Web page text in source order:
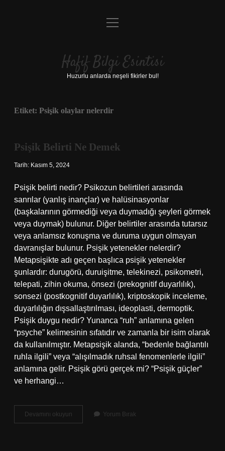
Anasayfa
Yasal Uyarı
menüyü
Hafif Bilgi Esintisi
Huzurlu anlarda neşeli fikirler bul!
Etiket: Psişik olaylar nelerdir
Psişik Belirti Ne Demek
Tarih: Kasım 5, 2024
Psişik belirti nedir? Psikozun belirtileri arasında
sanrılar (yanlış inançlar) ve halüsinasyonlar
(başkalarının görmediği veya duymadığı şeyleri görmek
veya duymak) bulunur. Diğer belirtiler arasında tutarsız
veya anlamsız konuşma ve duruma uygun olmayan
davranışlar bulunur. Psişik yetenekler nelerdir?
Metapsişikte adı geçen başlıca psişik yetenekler
şunlardır: durugörü, duruişitme, telekinezi, psikometri,
telepati, zihin okuma, önsezi (prekognitif duyarlılık),
sonsezi (postkognitif duyarlılık), kriptoskopik inceleme,
duyarlılığın dışsallaştırılması, ideoplasti, dermoptik.
Psişik duygu nedir? Yunanca “ruh” anlamına gelen
“psyche” kelimesinin sıfatıdır ve zamanla bir isim olarak
da kullanılmıştır. Metapsişik alanda, “bedenle bağlantılı
ruhla ilgili” veya “alışılmadık ruhsal fenomenlerle ilgili”
anlamına gelir. Psişik görü gerçek mi? “Psişik güçler”
ve herhangi…
Devamını okuyun
Belirti
Yorum Bırak